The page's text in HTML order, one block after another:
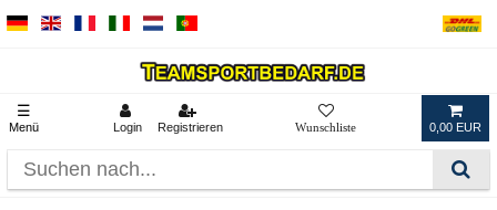
☰
Menü Login Registrieren 0,00 EUR